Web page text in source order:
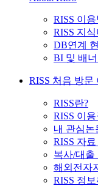
RISS 이용
RISS 지식
DB연계
BI 및 배
RISS 처음 방문
RISS란?
RISS 이
내 관심논
RISS 자
복사/대출
해외전자
RISS 정